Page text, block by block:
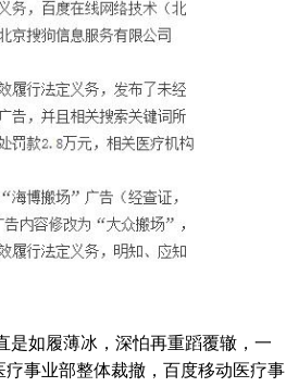
如履薄冰，深怕再重蹈覆辙，一
事业部整体裁撤，百度移动医疗事